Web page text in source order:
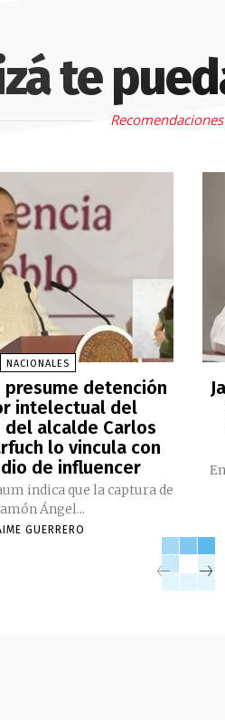
te
NACIONALES
presume detención
intelectual del
del alcalde Carlos
lo vincula con
de influencer
indica que la captura de
Ángel...
GUERRERO